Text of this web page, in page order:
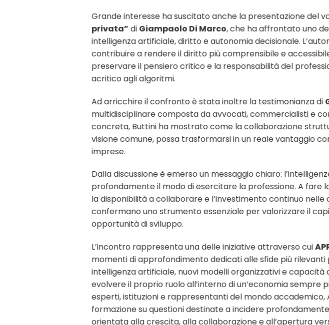
Grande interesse ha suscitato anche la presentazione del
privata” di Giampaolo Di Marco, che ha affrontato uno
intelligenza artificiale, diritto e autonomia decisionale.
contribuire a rendere il diritto più comprensibile e
preservare il pensiero critico e la responsabilità del
acritico agli algoritmi.
Ad arricchire il confronto è stata inoltre la testimonianza di
multidisciplinare composta da avvocati, commercialisti e
concreta, Buttini ha mostrato come la collaborazione
visione comune, possa trasformarsi in un reale vantaggio
imprese.
Dalla discussione è emerso un messaggio chiaro:
profondamente il modo di esercitare la professione. A
la disponibilità a collaborare e l’investimento continuo
confermano uno strumento essenziale per valorizzare il
opportunità di sviluppo.
L’incontro rappresenta una delle iniziative attraverso cui
momenti di approfondimento dedicati alle sfide più
intelligenza artificiale, nuovi modelli organizzativi e
evolvere il proprio ruolo all’interno di un’economia
esperti, istituzioni e rappresentanti del mondo
formazione su questioni destinate a incidere
orientata alla crescita, alla collaborazione e all’apertura